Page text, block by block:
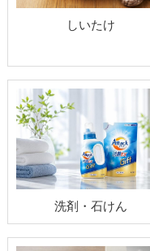
しいたけ
洗剤・石けん